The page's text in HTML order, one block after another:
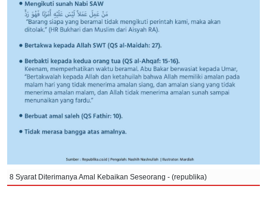
8 Syarat Diterimanya Amal Kebaikan Seseorang - (republika)